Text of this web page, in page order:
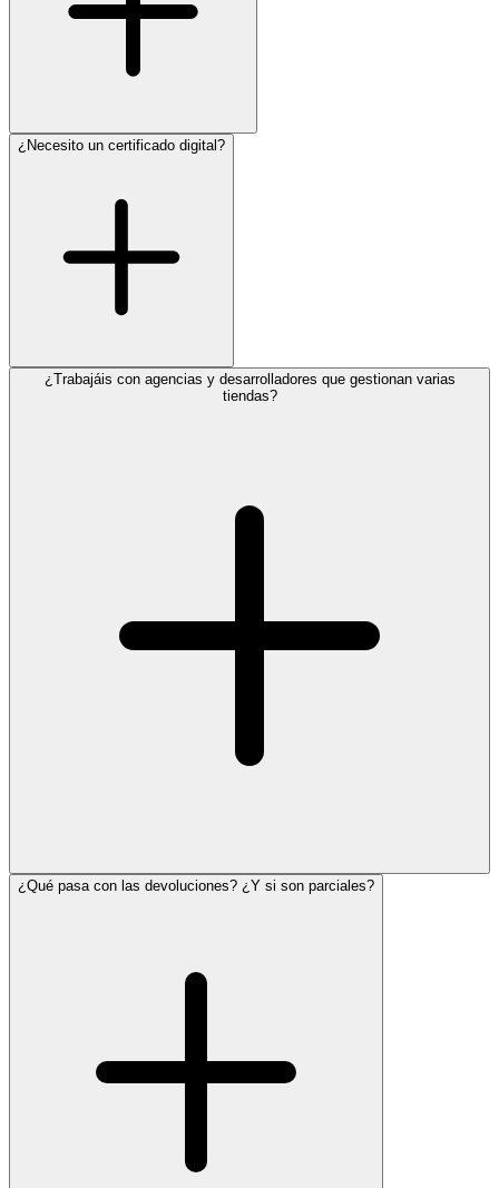
¿Necesito un certificado digital?
¿Trabajáis con agencias y desarrolladores que gestionan varias
tiendas?
¿Qué pasa con las devoluciones? ¿Y si son parciales?